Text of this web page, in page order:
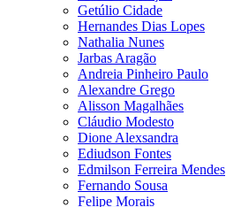
Getúlio Cidade
Hernandes Dias Lopes
Nathalia Nunes
Jarbas Aragão
Andreia Pinheiro Paulo
Alexandre Grego
Alisson Magalhães
Cláudio Modesto
Dione Alexsandra
Ediudson Fontes
Edmilson Ferreira Mendes
Fernando Sousa
Felipe Morais